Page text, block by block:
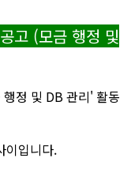
고 (모금 행정 및
정 및 DB 관리' 활동
이입니다.